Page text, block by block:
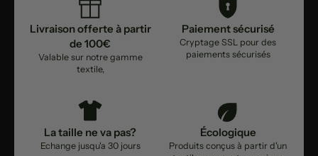
Livraison offerte à partir
de 100€
Valable sur notre gamme
textile,
Paiement sécurisé
Cryptage SSL pour des
paiements sécurisés
La taille ne va pas?
Echange jusqu'a 30 jours
Écologique
Produits conçus à partir d'un